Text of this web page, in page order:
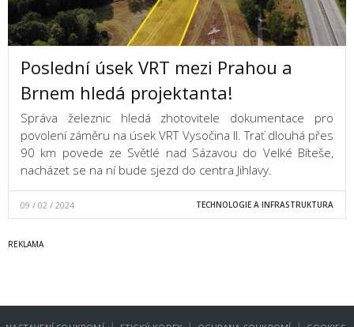
Poslední úsek VRT mezi Prahou a
Brnem hledá projektanta!
Správa železnic hledá zhotovitele dokumentace pro
povolení záměru na úsek VRT Vysočina II. Trať dlouhá přes
90 km povede ze Světlé nad Sázavou do Velké Bíteše,
nacházet se na ní bude sjezd do centra Jihlavy.
09 / 02 / 2024 TECHNOLOGIE A INFRASTRUKTURA